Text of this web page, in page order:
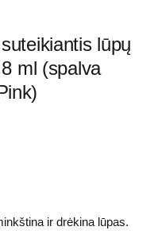
lūpų
ml (spalva
ir drėkina lūpas.